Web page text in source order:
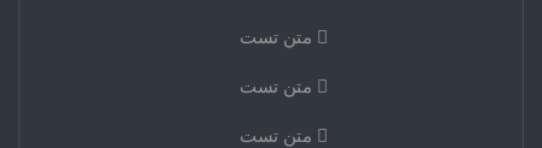
متن تست
متن تست
متن تست